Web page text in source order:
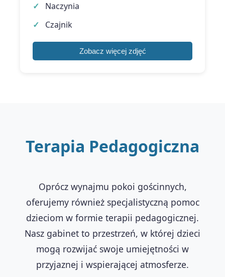
Naczynia
Czajnik
Zobacz więcej zdjęć
Terapia Pedagogiczna
Oprócz wynajmu pokoi gościnnych,
oferujemy również specjalistyczną pomoc
dzieciom w formie terapii pedagogicznej.
Nasz gabinet to przestrzeń, w której dzieci
mogą rozwijać swoje umiejętności w
przyjaznej i wspierającej atmosferze.